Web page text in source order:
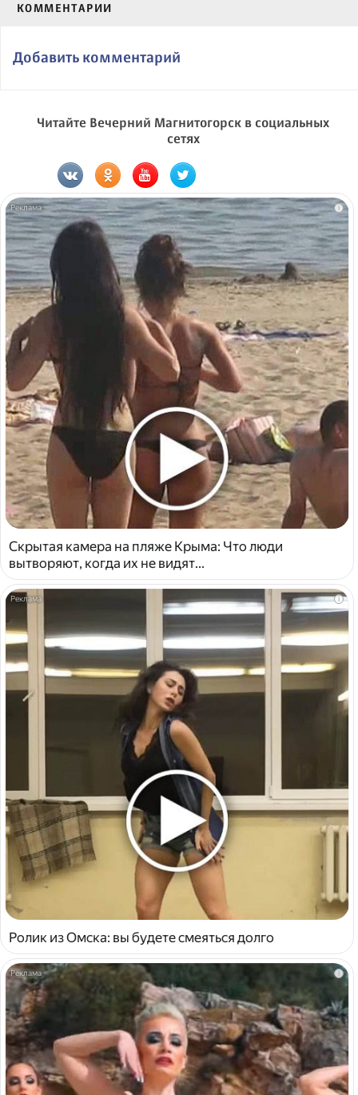
КОММЕНТАРИИ
Добавить комментарий
Читайте Вечерний Магнитогорск в социальных
сетях
i
Скрытая камера на пляже Крыма: Что люди
вытворяют, когда их не видят...
i
Ролик из Омска: вы будете смеяться долго
i